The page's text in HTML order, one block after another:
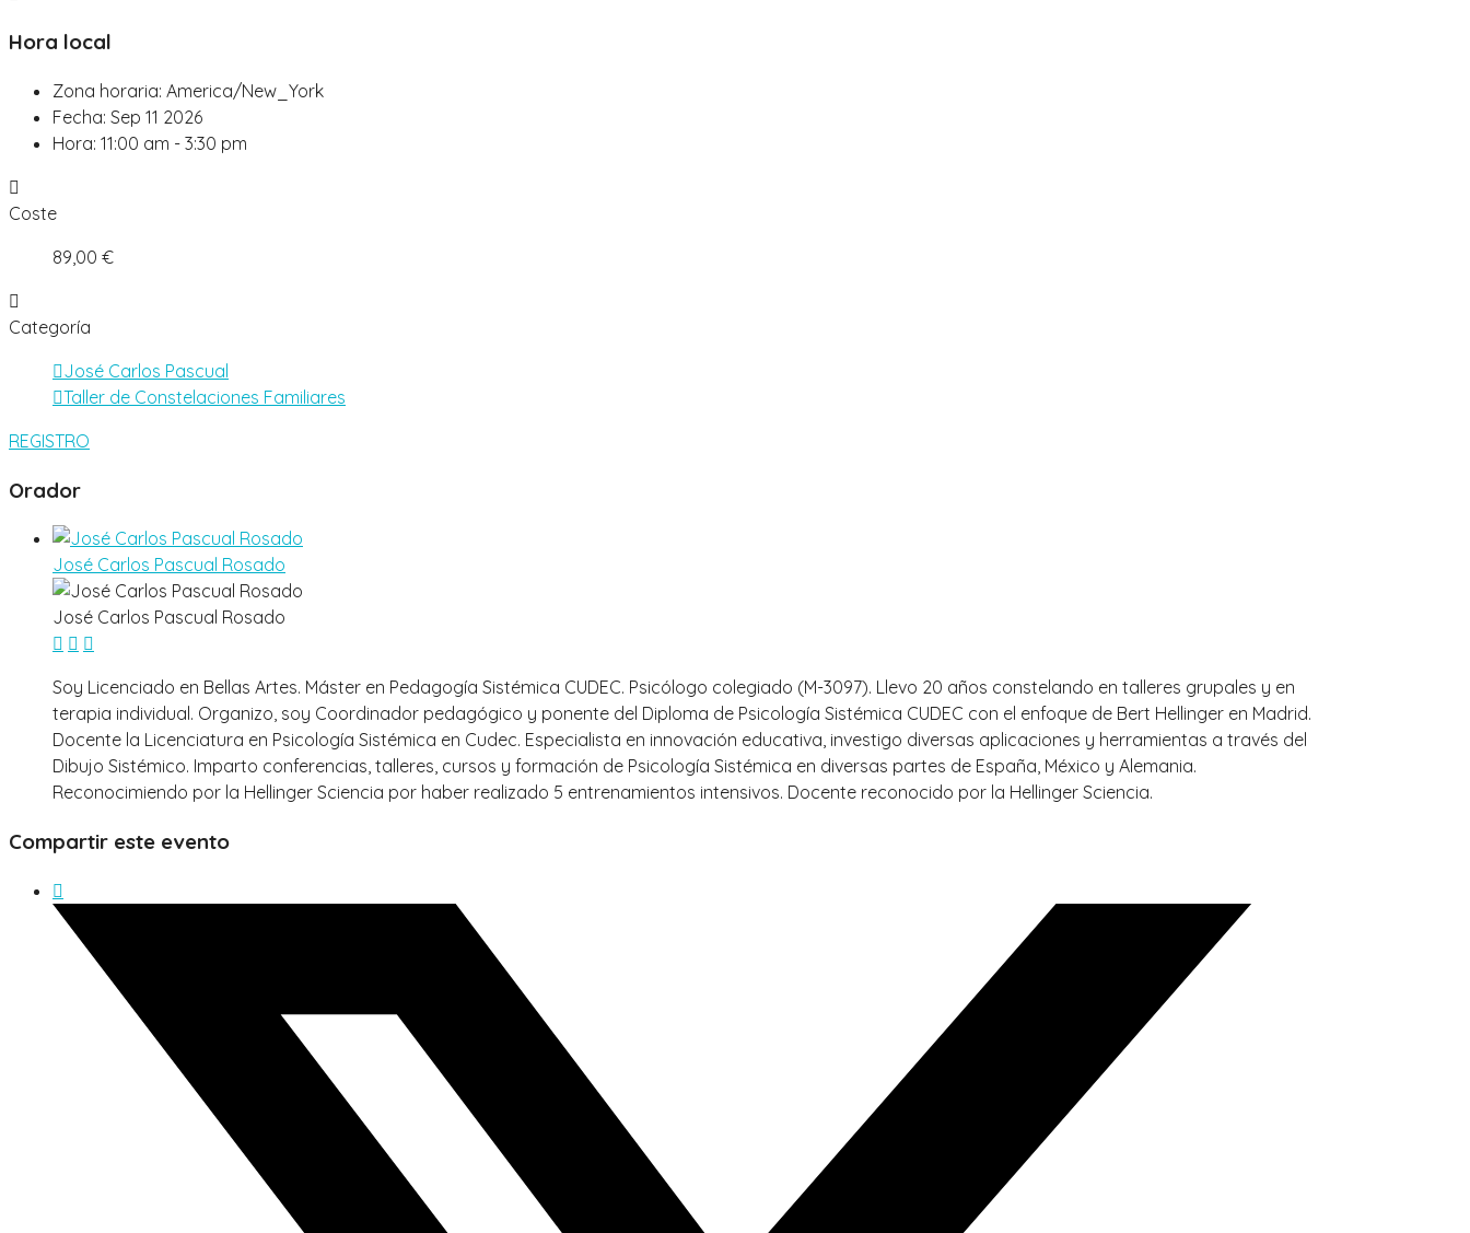
Hora local
Zona horaria: America/New_York
Fecha: Sep 11 2026
Hora: 11:00 am - 3:30 pm
Coste
89,00 €
Categoría
José Carlos Pascual
Taller de Constelaciones Familiares
REGISTRO
Orador
José Carlos Pascual Rosado
José Carlos Pascual Rosado
Soy Licenciado en Bellas Artes. Máster en Pedagogía Sistémica CUDEC. Psicólogo colegiado (M-3097). Llevo 20 años constelando en talleres grupales y en
terapia individual. Organizo, soy Coordinador pedagógico y ponente del Diploma de Psicología Sistémica CUDEC con el enfoque de Bert Hellinger en Madrid.
Docente la Licenciatura en Psicología Sistémica en Cudec. Especialista en innovación educativa, investigo diversas aplicaciones y herramientas a través del
Dibujo Sistémico. Imparto conferencias, talleres, cursos y formación de Psicología Sistémica en diversas partes de España, México y Alemania.
Reconocimiendo por la Hellinger Sciencia por haber realizado 5 entrenamientos intensivos. Docente reconocido por la Hellinger Sciencia.
Compartir este evento